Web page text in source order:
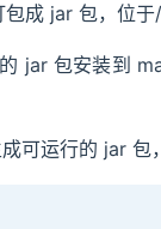
成 jar 包，位于
jar 包安装到
可运行的 jar